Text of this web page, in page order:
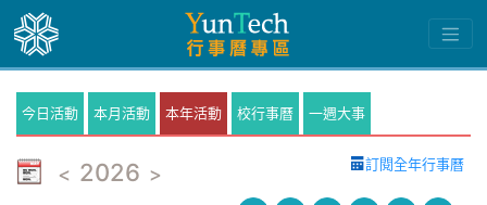
今日活動 本月活動 本年活動 校行事曆 一週大事
訂閱全年行事曆
< 2026 >